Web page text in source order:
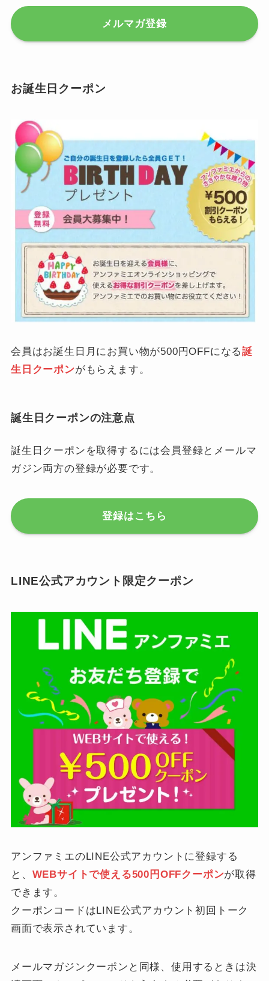
メルマガ登録
お誕生日クーポン
会員はお誕生日月にお買い物が500円OFFになる誕
生日クーポンがもらえます。
誕生日クーポンの注意点
誕生日クーポンを取得するには会員登録とメールマ
ガジン両方の登録が必要です。
登録はこちら
LINE公式アカウント限定クーポン
アンファミエのLINE公式アカウントに登録する
と、 WEBサイトで使える500円OFFクーポンが取得
できます。
クーポンコードはLINE公式アカウント初回トーク
画面で表示されています。
メールマガジンクーポンと同様、使用するときは決